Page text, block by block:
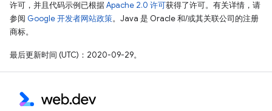
许可，并且代码示例已根据Apache 2.0 许可获得了许可。有关详情，请
参阅 Google 开发者网站政策。Java 是 Oracle 和/或其关联公司的注册
商标。
最后更新时间 (UTC)：2020-09-29。